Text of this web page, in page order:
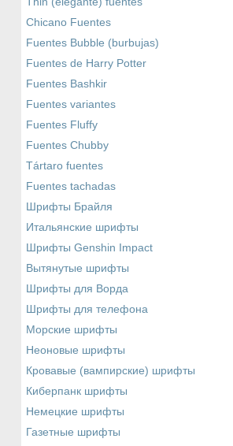
Chicano Fuentes
Fuentes Bubble (burbujas)
Fuentes de Harry Potter
Fuentes Bashkir
Fuentes variantes
Fuentes Fluffy
Fuentes Chubby
Tártaro fuentes
Fuentes tachadas
Шрифты Брайля
Итальянские шрифты
Шрифты Genshin Impact
Вытянутые шрифты
Шрифты для Ворда
Шрифты для телефона
Морские шрифты
Неоновые шрифты
Кровавые (вампирские) шрифты
Киберпанк шрифты
Немецкие шрифты
Газетные шрифты